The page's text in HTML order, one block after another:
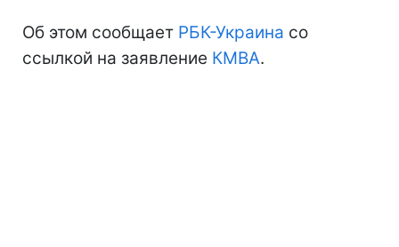
Об этом сообщает РБК-Украина со
ссылкой на заявление КМВА.